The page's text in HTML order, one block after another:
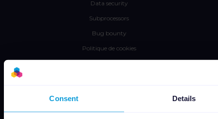
Consent Details
Data security
Subprocessors
Bug bounty
Politique de cookies